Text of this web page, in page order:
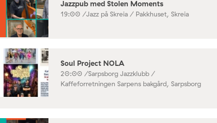
Jazzpub med Stolen Moments
19:00 /Jazz på Skreia / Pakkhuset, Skreia
Soul Project NOLA
20:00 /Sarpsborg Jazzklubb /
Kaffeforretningen Sarpens bakgård, Sarpsborg